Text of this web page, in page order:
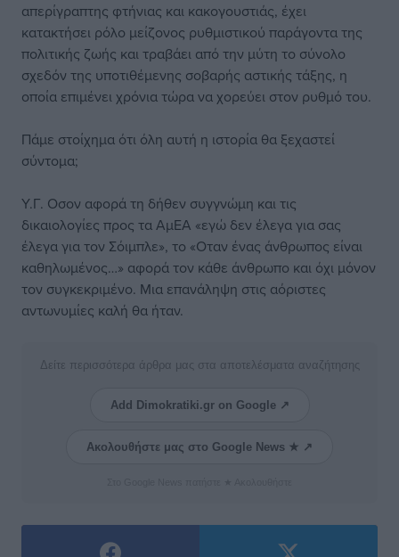
απερίγραπτης φτήνιας και κακογουστιάς, έχει
κατακτήσει ρόλο μείζονος ρυθμιστικού παράγοντα της
πολιτικής ζωής και τραβάει από την μύτη το σύνολο
σχεδόν της υποτιθέμενης σοβαρής αστικής τάξης, η
οποία επιμένει χρόνια τώρα να χορεύει στον ρυθμό του.
Πάμε στοίχημα ότι όλη αυτή η ιστορία θα ξεχαστεί
σύντομα;
Υ.Γ. Οσον αφορά τη δήθεν συγγνώμη και τις
δικαιολογίες προς τα ΑμΕΑ «εγώ δεν έλεγα για σας
έλεγα για τον Σόιμπλε», το «Οταν ένας άνθρωπος είναι
καθηλωμένος…» αφορά τον κάθε άνθρωπο και όχι μόνον
τον συγκεκριμένο. Μια επανάληψη στις αόριστες
αντωνυμίες καλή θα ήταν.
Δείτε περισσότερα άρθρα μας στα αποτελέσματα αναζήτησης
Add Dimokratiki.gr on Google ↗
Ακολουθήστε μας στο Google News ★ ↗